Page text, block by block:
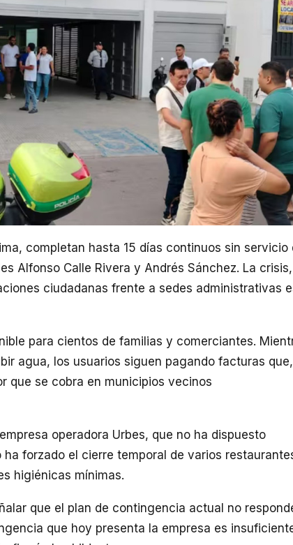
completan hasta 15 días continuos sin servicio
Alfonso Calle Rivera y Andrés Sánchez. La
ciudadanas frente a sedes administrativas
para cientos de familias y comerciantes.
agua, los usuarios siguen pagando facturas que,
que se cobra en municipios vecinos
operadora Urbes, que no ha dispuesto
forzado el cierre temporal de varios
higiénicas mínimas.
que el plan de contingencia actual no
que hoy presenta la empresa es